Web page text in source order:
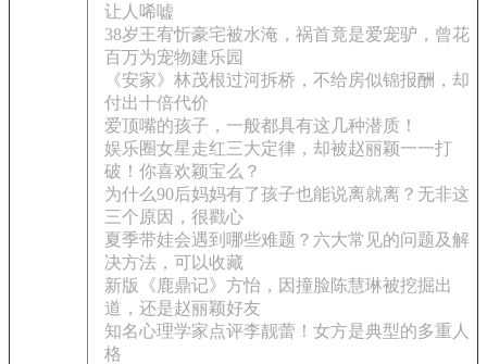
让人唏嘘
38岁王宥忻豪宅被水淹，祸首竟是爱宠驴，曾花
百万为宠物建乐园
《安家》林茂根过河拆桥，不给房似锦报酬，却
付出十倍代价
爱顶嘴的孩子，一般都具有这几种潜质！
娱乐圈女星走红三大定律，却被赵丽颖一一打
破！你喜欢颖宝么？
为什么90后妈妈有了孩子也能说离就离？无非这
三个原因，很戳心
夏季带娃会遇到哪些难题？六大常见的问题及解
决方法，可以收藏
新版《鹿鼎记》方怡，因撞脸陈慧琳被挖掘出
道，还是赵丽颖好友
知名心理学家点评李靓蕾！女方是典型的多重人
格